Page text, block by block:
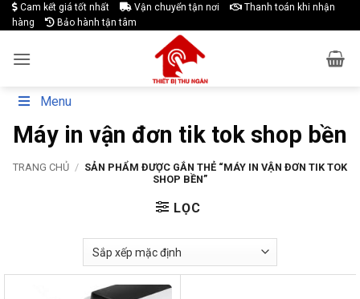
Skip
to
Cam kết giá tốt nhất Vận chuyển tận nơi
Thanh toán khi nhận
hàng
Bảo hành tận tâm
Menu
Máy in vận đơn tik tok shop bền
TRANG CHỦ / SẢN PHẨM ĐƯỢC GẮN THẺ “MÁY IN VẬN ĐƠN TIK TOK
SHOP BỀN”
LỌC